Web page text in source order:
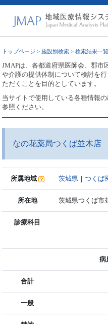
トップページ >施設別検索 >検索結果一覧
JMAPは、各都道府県医師会、郡市
や介護の提供体制について検討を
ただくことを目的としています。
当サイトで使用している各種情報
参照ください。
なの花薬局つくば並木店
所属地域 茨城県 ｜つくば
所在地 茨城県つくば市
診療科目
病
合計
一般